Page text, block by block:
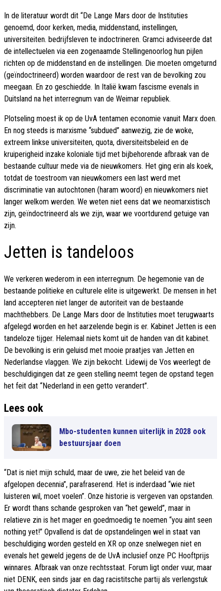
In de literatuur wordt dit “De Lange Mars door de Instituties
genoemd, door kerken, media, middenstand, instellingen,
universiteiten. bedrijfsleven te indoctrineren. Gramci adviseerde dat
de intellectuelen via een zogenaamde Stellingenoorlog hun pijlen
richten op de middenstand en de instellingen. Die moeten omgeturnd
(geïndoctrineerd) worden waardoor de rest van de bevolking zou
meegaan. En zo geschiedde. In Italië kwam fascisme evenals in
Duitsland na het interregnum van de Weimar republiek.
Plotseling moest ik op de UvA tentamen economie vanuit Marx doen.
En nog steeds is marxisme “subdued” aanwezig, zie de woke,
extreem linkse universiteiten, quota, diversiteitsbeleid en de
kruiperigheid inzake koloniale tijd met bijbehorende afbraak van de
bestaande cultuur mede via de nieuwkomers. Het ging erin als koek,
totdat de toestroom van nieuwkomers een last werd met
discriminatie van autochtonen (haram woord) en nieuwkomers niet
langer welkom werden. We weten niet eens dat we neomarxistisch
zijn, geïndoctrineerd als we zijn, waar we voortdurend getuige van
zijn.
Jetten is tandeloos
We verkeren wederom in een interregnum. De hegemonie van de
bestaande politieke en culturele elite is uitgewerkt. De mensen in het
land accepteren niet langer de autoriteit van de bestaande
machthebbers. De Lange Mars door de Instituties moet terugwaarts
afgelegd worden en het aarzelende begin is er. Kabinet Jetten is een
tandeloze tijger. Helemaal niets komt uit de handen van dit kabinet.
De bevolking is erin geluisd met mooie praatjes van Jetten en
Nederlandse vlaggen. We zijn bekocht. Lidewij de Vos weerlegt de
beschuldigingen dat ze geen stelling neemt tegen de opstand tegen
het feit dat “Nederland in een getto verandert”.
Lees ook
Mbo-studenten kunnen uiterlijk in 2028 ook
bestuursjaar doen
“Dat is niet mijn schuld, maar de uwe, zie het beleid van de
afgelopen decennia”, parafraserend. Het is inderdaad “wie niet
luisteren wil, moet voelen”. Onze historie is vergeven van opstanden.
Er wordt thans schande gesproken van “het geweld”, maar in
relatieve zin is het mager en goedmoedig te noemen “you aint seen
nothing yet!” Opvallend is dat de opstandelingen wel in staat van
beschuldiging worden gesteld en XR op onze snelwegen niet en
evenals het geweld jegens de de UvA inclusief onze PC Hooftprijs
winnares. Afbraak van onze rechtsstaat. Forum ligt onder vuur, maar
niet DENK, een sinds jaar en dag racistitsche partij als verlengstuk